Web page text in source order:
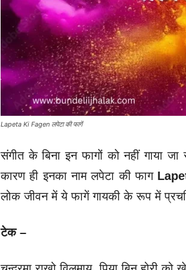
Lapeta Ki Fagen लपेटा की फागें
संगीत के बिना इन फागों को नहीं गाया
कारण ही इनका नाम लपेटा की फाग
लोक जीवन में ये फागें गायकी के रूप में
टेक –